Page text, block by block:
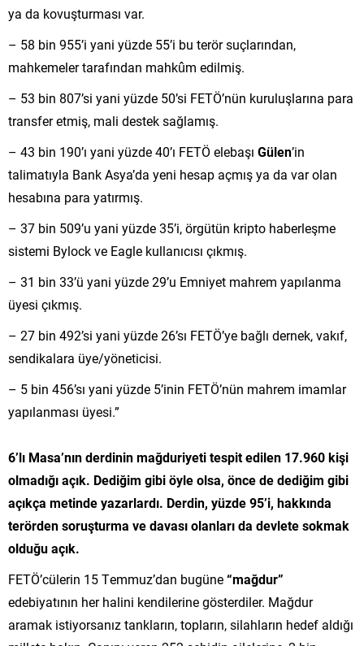
ya da kovuşturması var.
– 58 bin 955’i yani yüzde 55’i bu terör suçlarından,
mahkemeler tarafından mahkûm edilmiş.
– 53 bin 807’si yani yüzde 50’si FETÖ’nün kuruluşlarına para
transfer etmiş, mali destek sağlamış.
– 43 bin 190’ı yani yüzde 40’ı FETÖ elebaşı Gülen’in
talimatıyla Bank Asya’da yeni hesap açmış ya da var olan
hesabına para yatırmış.
– 37 bin 509’u yani yüzde 35’i, örgütün kripto haberleşme
sistemi Bylock ve Eagle kullanıcısı çıkmış.
– 31 bin 33’ü yani yüzde 29’u Emniyet mahrem yapılanma
üyesi çıkmış.
– 27 bin 492’si yani yüzde 26’sı FETÖ’ye bağlı dernek, vakıf,
sendikalara üye/yöneticisi.
– 5 bin 456’sı yani yüzde 5’inin FETÖ’nün mahrem imamlar
yapılanması üyesi.”
6’lı Masa’nın derdinin mağduriyeti tespit edilen 17.960 kişi
olmadığı açık. Dediğim gibi öyle olsa, önce de dediğim gibi
açıkça metinde yazarlardı. Derdin, yüzde 95’i, hakkında
terörden soruşturma ve davası olanları da devlete sokmak
olduğu açık.
FETÖ’cülerin 15 Temmuz’dan bugüne“mağdur”
edebiyatının her halini kendilerine gösterdiler. Mağdur
aramak istiyorsanız tankların, topların, silahların hedef aldığı